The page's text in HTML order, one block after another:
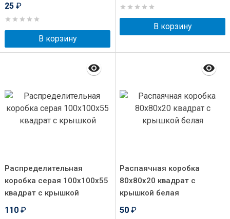
25 ₽
В корзину
В корзину
Распределительная
коробка серая 100x100x55
квадрат с крышкой
110 ₽
Распаячная коробка
80x80x20 квадрат с
крышкой белая
50 ₽